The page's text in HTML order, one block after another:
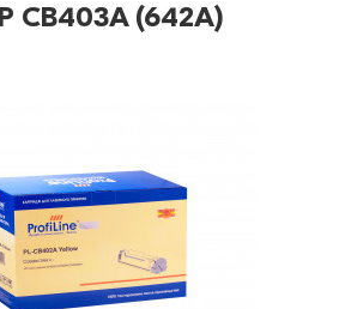
CB403A (642A)